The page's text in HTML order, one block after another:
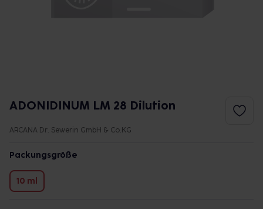
ADONIDINUM LM 28 Dilution
ARCANA Dr. Sewerin GmbH & Co.KG
Packungsgröße
10 ml